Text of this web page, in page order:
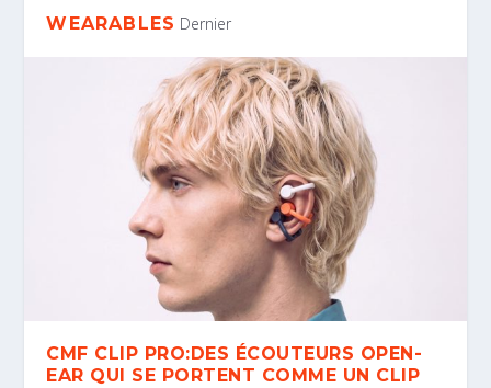
WEARABLES Dernier
CMF CLIP PRO:DES ÉCOUTEURS OPEN-
EAR QUI SE PORTENT COMME UN CLIP